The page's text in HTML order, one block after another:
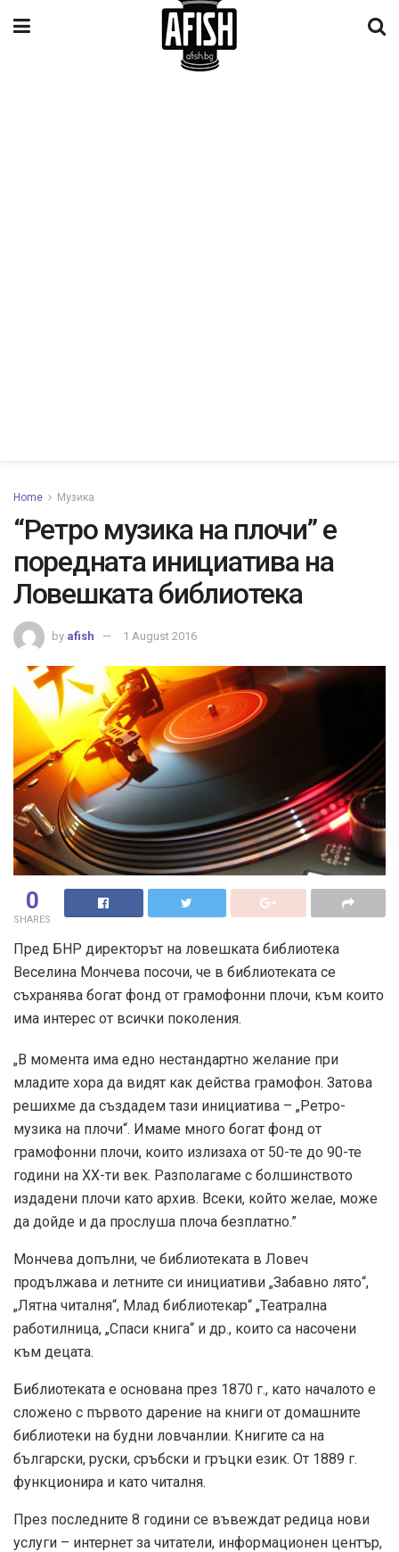
Home Музика
“Ретро музика на плочи” е
поредната инициатива на
Ловешката библиотека
by afish 1 August 2016
0
SHARES
Пред БНР директорът на ловешката библиотека
Веселина Мончева посочи, че в библиотеката се
съхранява богат фонд от грамофонни плочи, към които
има интерес от всички поколения.
„В момента има едно нестандартно желание при
младите хора да видят как действа грамофон. Затова
решихме да създадем тази инициатива – „Ретро-
музика на плочи“. Имаме много богат фонд от
грамофонни плочи, които излизаха от 50-те до 90-те
години на XX-ти век. Разполагаме с болшинството
издадени плочи като архив. Всеки, който желае, може
да дойде и да прослуша плоча безплатно.”
Мончева допълни, че библиотеката в Ловеч
продължава и летните си инициативи „Забавно лято“,
„Лятна читалня“, Млад библиотекар“ „Театрална
работилница, „Спаси книга“ и др., които са насочени
към децата.
Библиотеката е основана през 1870 г., като началото е
сложено с първото дарение на книги от домашните
библиотеки на будни ловчанлии. Книгите са на
български, руски, сръбски и гръцки език. От 1889 г.
функционира и като читалня.
През последните 8 години се въвеждат редица нови
услуги – интернет за читатели, информационен център,